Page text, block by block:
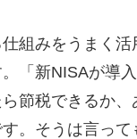
組みをうまく
「新NISAが導
節税できるか
。そうは言っ